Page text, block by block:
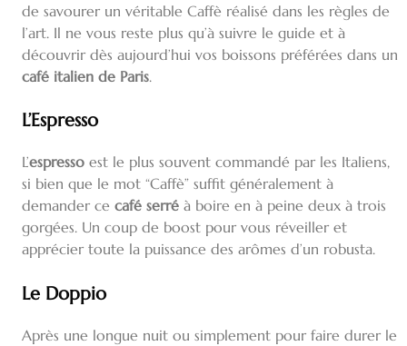
de savourer un véritable Caffè réalisé dans les règles de
l’art. Il ne vous reste plus qu’à suivre le guide et à
découvrir dès aujourd’hui vos boissons préférées dans un
café italien de Paris.
L’Espresso
L’espresso est le plus souvent commandé par les Italiens,
si bien que le mot “Caffè” suffit généralement à
demander ce café serré à boire en à peine deux à trois
gorgées. Un coup de boost pour vous réveiller et
apprécier toute la puissance des arômes d’un robusta.
Le Doppio
Après une longue nuit ou simplement pour faire durer le